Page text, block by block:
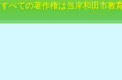
すべての著作権は当岸和田市